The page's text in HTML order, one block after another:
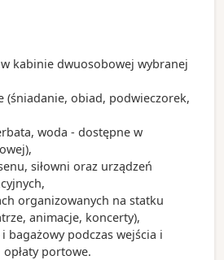
kabinie dwuosobowej wybranej
(śniadanie, obiad, podwieczorek,
woda - dostępne w
siłowni oraz urządzeń
organizowanych na statku
animacje, koncerty),
bagażowy podczas wejścia i
portowe.